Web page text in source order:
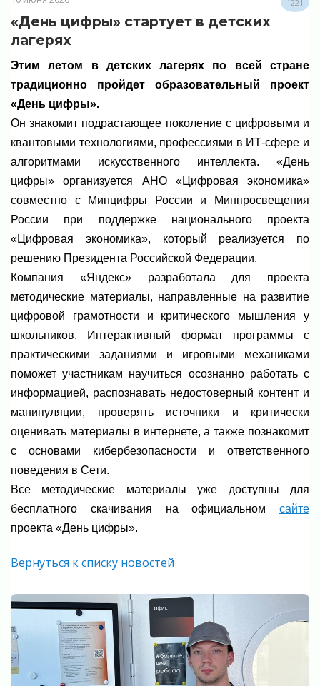
1221
«День цифры» стартует в детских
лагерях
Этим летом в детских лагерях по всей стране
традиционно пройдет образовательный проект
«День цифры».
Он знакомит подрастающее поколение с цифровыми и
квантовыми технологиями, профессиями в ИТ-сфере и
алгоритмами искусственного интеллекта. «День
цифры» организуется АНО «Цифровая экономика»
совместно с Минцифры России и Минпросвещения
России при поддержке национального проекта
«Цифровая экономика», который реализуется по
решению Президента Российской Федерации.
Компания «Яндекс» разработала для проекта
методические материалы, направленные на развитие
цифровой грамотности и критического мышления у
школьников. Интерактивный формат программы с
практическими заданиями и игровыми механиками
поможет участникам научиться осознанно работать с
информацией, распознавать недостоверный контент и
манипуляции, проверять источники и критически
оценивать материалы в интернете, а также познакомит
с основами кибербезопасности и ответственного
поведения в Сети.
Все методические материалы уже доступны для
бесплатного скачивания на официальном
сайте
проекта «День цифры».
Вернуться к списку новостей